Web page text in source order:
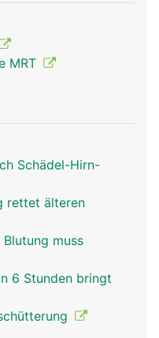
MRT
Schädel-Hirn-
rettet älteren
muss
6 Stunden bringt